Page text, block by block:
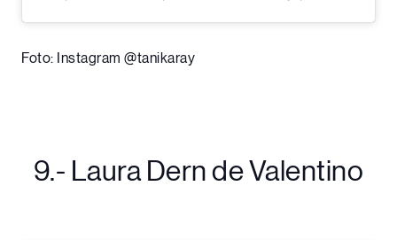
Foto: Instagram @tanikaray
9.- Laura Dern de Valentino